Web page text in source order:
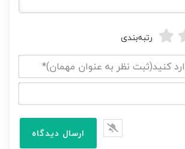
رتبه‌بندی